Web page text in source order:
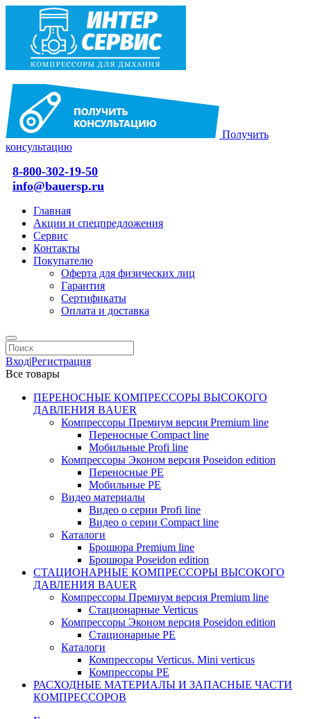
Получить
консультацию
8-800-302-19-50
info@bauersp.ru
Главная
Акции и спецпредложения
Сервис
Контакты
Покупателю
Оферта для физических лиц
Гарантия
Сертификаты
Оплата и доставка
Вход|Регистрация
Все товары
ПЕРЕНОСНЫЕ КОМПРЕССОРЫ ВЫСОКОГО
ДАВЛЕНИЯ BAUER
Компрессоры Премиум версия Premium line
Переносные Compact line
Мобильные Profi line
Компрессоры Эконом версия Poseidon edition
Переносные PE
Мобильные PE
Видео материалы
Видео о серии Profi line
Видео о серии Compact line
Каталоги
Брошюра Premium line
Брошюра Poseidon edition
СТАЦИОНАРНЫЕ КОМПРЕССОРЫ ВЫСОКОГО
ДАВЛЕНИЯ BAUER
Компрессоры Премиум версия Premium line
Стационарные Verticus
Компрессоры Эконом версия Poseidon edition
Стационарные PE
Каталоги
Компрессоры Verticus. Mini verticus
Компрессоры PE
РАСХОДНЫЕ МАТЕРИАЛЫ И ЗАПАСНЫЕ ЧАСТИ
КОМПРЕССОРОВ